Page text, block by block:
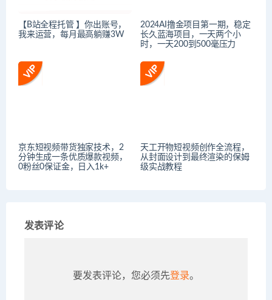
【B站全程托管 】你出账号，
我来运营，每月最高躺赚3W
2024AI撸金项目第一期，稳定
长久蓝海项目，一天两个小
时，一天200到500毫压力
京东短视频带货独家技术，2
分钟生成一条优质爆款视频，
0粉丝0保证金，日入1k+
天工开物短视频创作全流程，
从封面设计到最终渲染的保姆
级实战教程
发表评论
要发表评论，您必须先登录。